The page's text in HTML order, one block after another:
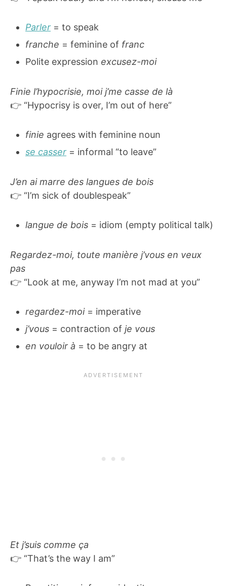
Parler = to speak
franche = feminine of franc
Polite expression excusez-moi
Finie l’hypocrisie, moi j’me casse de là
👉 “Hypocrisy is over, I’m out of here”
finie agrees with feminine noun
se casser = informal “to leave”
J’en ai marre des langues de bois
👉 “I’m sick of doublespeak”
langue de bois = idiom (empty political talk)
Regardez-moi, toute manière j’vous en veux
pas
👉 “Look at me, anyway I’m not mad at you”
regardez-moi= imperative
j’vous = contraction of je vous
en vouloir à = to be angry at
Et j’suis comme ça
👉 “That’s the way I am”